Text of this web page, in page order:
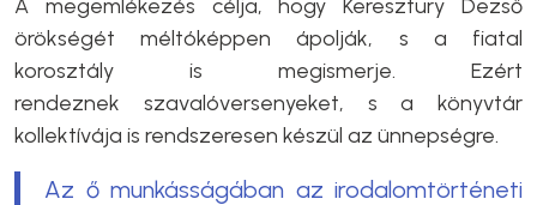
A megemlékezés célja, hogy Keresztury Dezső
örökségét méltóképpen ápolják, s a fiatal
korosztály is megismerje. Ezért
rendeznek szavalóversenyeket, s a könyvtár
kollektívája is rendszeresen készül az ünnepségre.
Az ő munkásságában az irodalomtörténeti